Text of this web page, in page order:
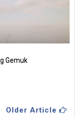
Gemuk
Older Article